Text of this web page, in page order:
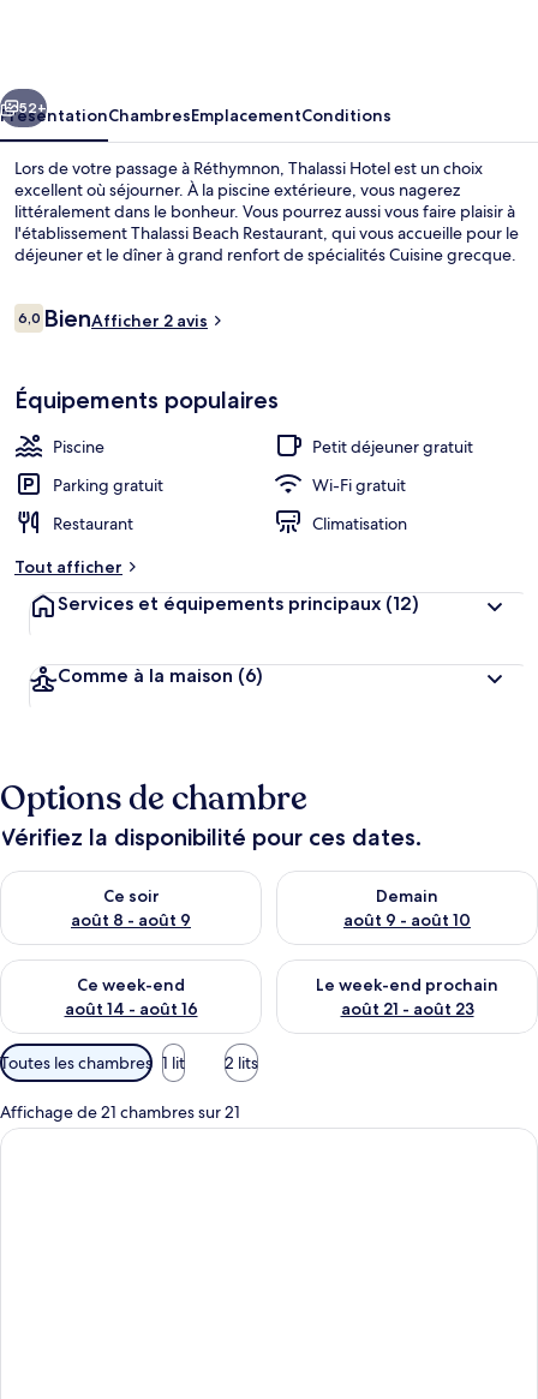
Suivant
52+
PrésentationChambresEmplacementConditions
Lors de votre passage à Réthymnon, Thalassi Hotel est un choix
excellent où séjourner. À la piscine extérieure, vous nagerez
littéralement dans le bonheur. Vous pourrez aussi vous faire plaisir à
l'établissement Thalassi Beach Restaurant, qui vous accueille pour le
déjeuner et le dîner à grand renfort de spécialités Cuisine grecque.
Avis
voyageurs
6,06,0 sur 10
BienAfficher 2 avis
Équipements populaires
Piscine
Petit déjeuner gratuit
Parking gratuit
Wi-Fi gratuit
Restaurant
Climatisation
Tout afficher
Services et équipements principaux (12)
Comme à la maison (6)
Options de chambre
Vérifiez la disponibilité pour ces dates.
Ce soir
août 8 - août 9
Vérifier la disponibilité pour ce soir août 8 - août 9
Demain
août 9 - août 10
Vérifier la disponibilité pour
Ce week-end
août 14 - août 16
Vérifier la disponibilité pour ce week-end août 14 - août 16
Le week-end prochain
août 21 - août 23
Vérifier la disponibilité pour
Filtres
disponibles
pour
les
Toutes les chambres 1 lit 2 lits
Affichage de 21 chambres sur 21